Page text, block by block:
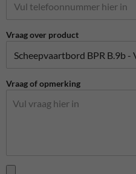
Vraag over product
Vraag of opmerking